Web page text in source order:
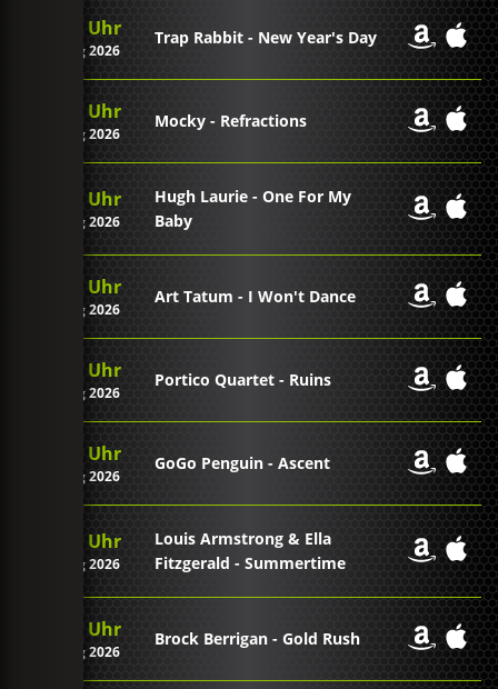
09:05 Uhr
09. Aug 2026
Trap Rabbit - New Year's Day
09:01 Uhr
09. Aug 2026
Mocky - Refractions
08:57 Uhr
09. Aug 2026
Hugh Laurie - One For My
Baby
08:54 Uhr
09. Aug 2026
Art Tatum - I Won't Dance
08:48 Uhr
09. Aug 2026
Portico Quartet - Ruins
08:44 Uhr
09. Aug 2026
GoGo Penguin - Ascent
08:39 Uhr
09. Aug 2026
Louis Armstrong & Ella
Fitzgerald - Summertime
08:36 Uhr
09. Aug 2026
Brock Berrigan - Gold Rush